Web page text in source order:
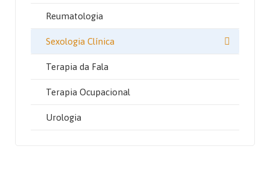
Reumatologia
Sexologia Clínica
Terapia da Fala
Terapia Ocupacional
Urologia